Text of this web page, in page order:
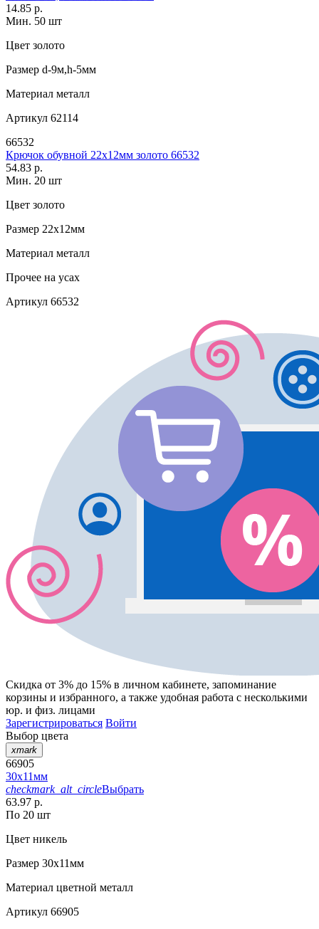
14.85 р.
Мин. 50 шт
Цвет золото
Размер d-9м,h-5мм
Материал металл
Артикул 62114
66532
Крючок обувной 22х12мм золото 66532
54.83 р.
Мин. 20 шт
Цвет золото
Размер 22х12мм
Материал металл
Прочее на усах
Артикул 66532
Скидка от 3% до 15% в личном кабинете, запоминание
корзины и избранного, а также удобная работа с несколькими
юр. и физ. лицами
Зарегистрироваться Войти
Выбор цвета
xmark
66905
30х11мм
checkmark_alt_circleВыбрать
63.97 р.
По 20 шт
Цвет никель
Размер 30х11мм
Материал цветной металл
Артикул 66905